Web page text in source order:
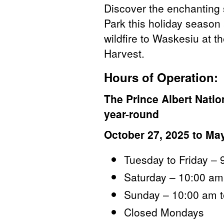
Discover the
Park this holiday
wildfire to Waskesiu at
Harvest.
Hours of Operation:
The Prince Albert
year-round
October 27, 2025 to
Tuesday to Friday –
Saturday – 10:00
Sunday – 10:00 am
Closed Mondays